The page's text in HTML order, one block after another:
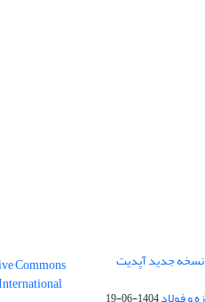
نسخه جدید آپدیت Commons